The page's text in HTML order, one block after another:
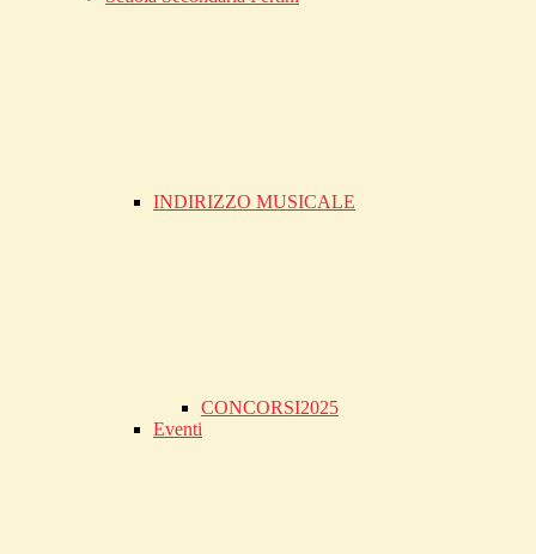
INDIRIZZO MUSICALE
CONCORSI2025
Eventi